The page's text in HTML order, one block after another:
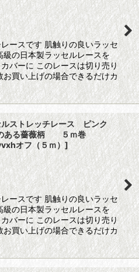
ースです 肌触りの良いラッセ
級の日本製ラッセルレースを
バーに このレースは切り売り
お買い上げの場合できるだけカ
ルストレッチレース ピンク
ある薔薇柄 ５ｍ巻
オフ（５ｍ）]
ースです 肌触りの良いラッセ
級の日本製ラッセルレースを
バーに このレースは切り売り
お買い上げの場合できるだけカ